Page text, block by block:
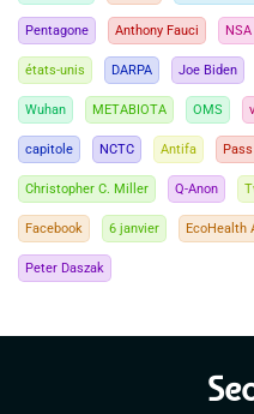
Pentagone Anthony Fauci NSA
états-unis DARPA Joe Biden
Wuhan METABIOTA OMS
capitole NCTC Antifa
Christopher C. Miller Q-Anon
Facebook 6 janvier EcoHealth
Peter Daszak